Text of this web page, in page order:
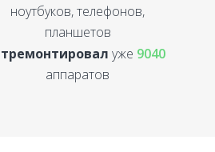
ноутбуков, телефонов,
планшетов
уже 9040
аппаратов